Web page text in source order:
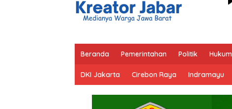
Beranda Pemerintahan Politik Hukum
DKI Jakarta Cirebon Raya Indramayu